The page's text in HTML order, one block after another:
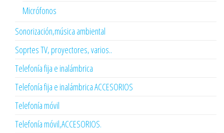
Micrófonos
Sonorización,música ambiental
Soprtes TV, proyectores, varios..
Telefonía fija e inalámbrica
Telefonía fija e inalámbrica ACCESORIOS
Telefonía móvil
Telefonía móvil,ACCESORIOS.